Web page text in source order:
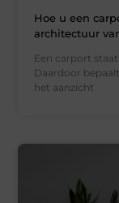
Hoe u een
architectuur
Een carport
Daardoor
het aanzicht